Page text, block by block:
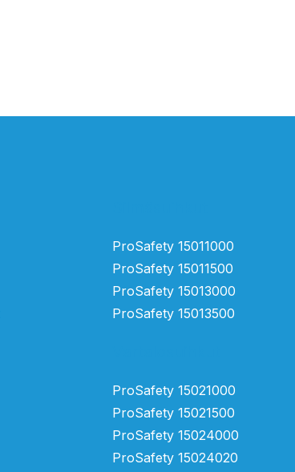
ProSafety 15011000
ProSafety 15011500
ProSafety 15013000
ProSafety 15013500
ProSafety 15021000
ProSafety 15021500
ProSafety 15024000
ProSafety 15024020